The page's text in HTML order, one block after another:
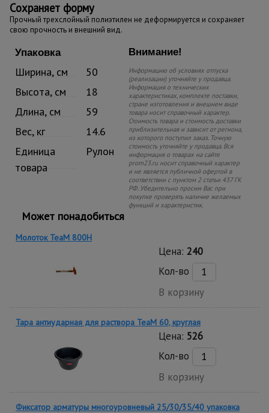
Сохраняет форму
Прочный трехслойный полиэтилен не деформируется и сохраняет
свою прочность и внешний вид.
Упаковка
Ширина, см
50
Высота, см
18
Длина, см
59
Вес, кг
14.6
Единица
товара
Рулон
Внимание!
Информацию об условиях отпуска
(реализации) уточняйте у продавца.
Информация о технических
характеристиках, комплекте поставки,
стране изготовления и внешнем виде
товара носит справочный характер.
Стоимость товара и стоимость доставки
приблизительная и зависит от региона,
из которого поступил заказ. Точную
стоимость уточняйте у продавца. Вся
информация о товарах на сайте
prom23.ru носит справочный характер
и не является публичной офертой в
соответствии с пунктом 2 статьи 437 ГК
РФ. Убедительно просим Вас при
покупке проверять наличие желаемых
функций и характеристик.
Может понадобиться
Молоток TeaM 800H
Цена: 240
Кол-во
В корзину
Тара антиударная для раствора TeaM 60, круглая
Цена: 526
Кол-во
В корзину
Фиксатор арматуры многоуровневый 25/30/35/40 упаковка